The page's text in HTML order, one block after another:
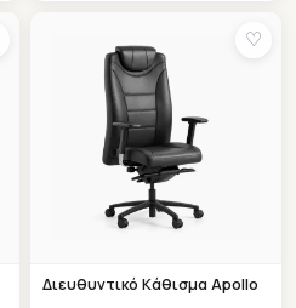
multiple
variants.
options
the
♡
Διευθυντικό Κάθισμα Apollo